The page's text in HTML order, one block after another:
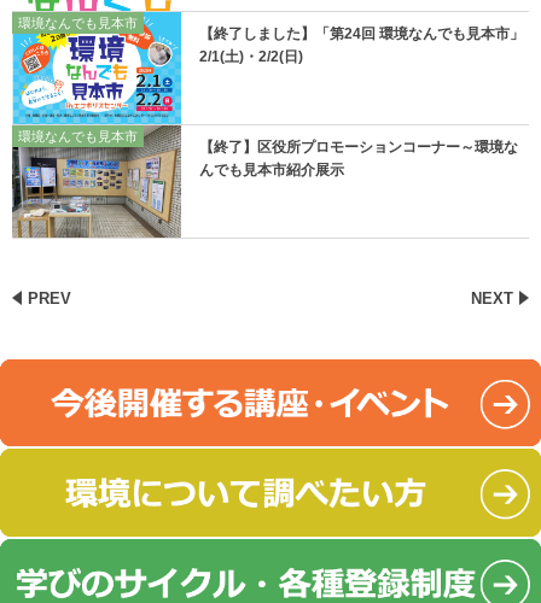
環境なんでも見本市
【終了しました】「第24回 環境なんでも見本市」
2/1(土)・2/2(日)
環境なんでも見本市
【終了】区役所プロモーションコーナー～環境な
んでも見本市紹介展示
PREV NEXT